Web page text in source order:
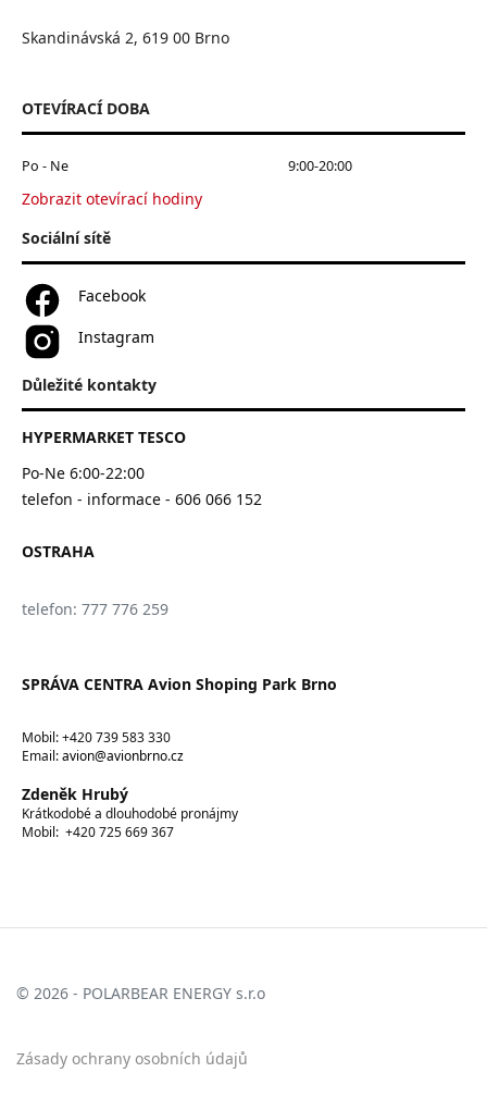
Skandinávská 2, 619 00 Brno
OTEVÍRACÍ DOBA
Po - Ne 9:00-20:00
Zobrazit otevírací hodiny
Sociální sítě
Facebook
Instagram
Důležité kontakty
HYPERMARKET TESCO
Po-Ne 6:00-22:00
telefon - informace - 606 066 152
OSTRAHA
telefon: 777 776 259
SPRÁVA CENTRA Avion Shoping Park Brno
Mobil: +420 739 583 330
Email:avion@avionbrno.cz
Zdeněk Hrubý
Krátkodobé a dlouhodobé pronájmy
Mobil: +420 725 669 367
© 2026 - POLARBEAR ENERGY s.r.o
Zásady ochrany osobních údajů